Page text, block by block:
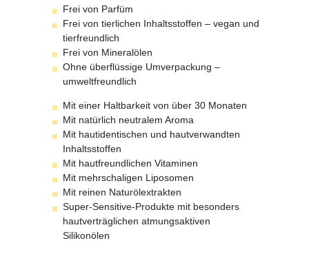
Frei von Parfüm
Frei von tierlichen Inhaltsstoffen – vegan und
tierfreundlich
Frei von Mineralölen
Ohne überflüssige Umverpackung –
umweltfreundlich
Mit einer Haltbarkeit von über 30 Monaten
Mit natürlich neutralem Aroma
Mit hautidentischen und hautverwandten
Inhaltsstoffen
Mit hautfreundlichen Vitaminen
Mit mehrschaligen Liposomen
Mit reinen Naturölextrakten
Super-Sensitive-Produkte mit besonders
hautverträglichen atmungsaktiven
Silikonölen